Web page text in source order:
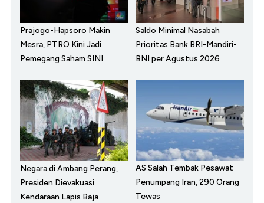
Prajogo-Hapsoro Makin
Mesra, PTRO Kini Jadi
Pemegang Saham SINI
Saldo Minimal Nasabah
Prioritas Bank BRI-Mandiri-
BNI per Agustus 2026
Negara di Ambang Perang,
Presiden Dievakuasi
Kendaraan Lapis Baja
AS Salah Tembak Pesawat
Penumpang Iran, 290 Orang
Tewas